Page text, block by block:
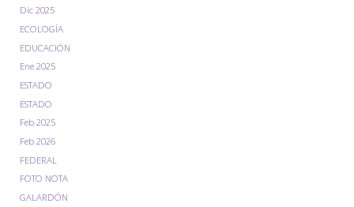
Dic 2025
ECOLOGÍA
EDUCACIÓN
Ene 2025
ESTADO
ESTADO
Feb 2025
Feb 2026
FEDERAL
FOTO NOTA
GALARDÓN